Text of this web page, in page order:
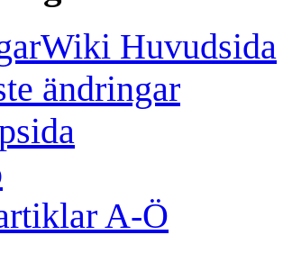
Huvudsida
ändringar
A-Ö